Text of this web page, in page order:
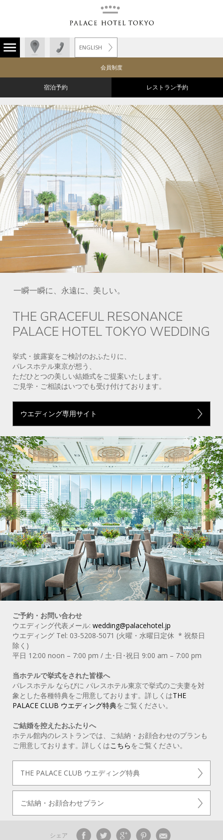
ENGLISH
会員制度
宿泊予約 レストラン予約
一瞬一瞬に、永遠に、美しい。
THE GRACEFUL RESONANCE
PALACE HOTEL TOKYO WEDDING
挙式・披露宴をご検討のおふたりに、
パレスホテル東京が想う、
ただひとつの美しい結婚式をご提案いたします。
ご見学・ご相談はいつでも受け付けております。
ウエディング専用サイト
ご予約・お問い合わせ
ウエディング代表メール: wedding@palacehotel.jp
ウエディング Tel: 03-5208-5071 (火曜・水曜日定休 * 祝祭日
除く)
平日 12:00 noon – 7:00 pm / 土･日･祝日 9:00 am – 7:00 pm
当ホテルで挙式をされた皆様へ
パレスホテル ならびに パレスホテル東京で挙式のご夫妻を対
象とした各種特典をご用意しております。詳しくはTHE
PALACE CLUB ウエディング特典をご覧ください。
ご結婚を控えたおふたりへ
ホテル館内のレストランでは、ご結納・お顔合わせのプランも
ご用意しております。詳しくはこちらをご覧ください。
THE PALACE CLUB ウエディング特典
ご結納・お顔合わせプラン
シェア